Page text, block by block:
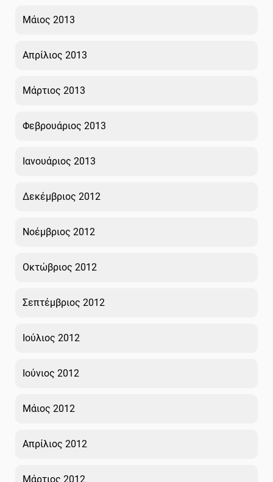
Μάιος 2013
Απρίλιος 2013
Μάρτιος 2013
Φεβρουάριος 2013
Ιανουάριος 2013
Δεκέμβριος 2012
Νοέμβριος 2012
Οκτώβριος 2012
Σεπτέμβριος 2012
Ιούλιος 2012
Ιούνιος 2012
Μάιος 2012
Απρίλιος 2012
Μάρτιος 2012